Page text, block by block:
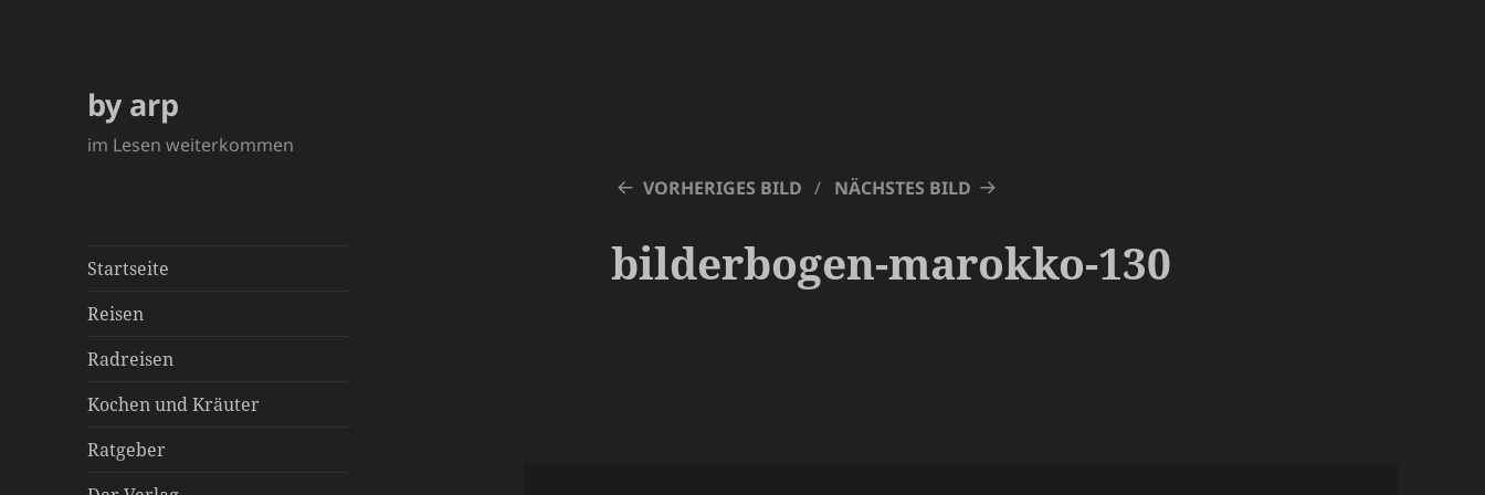
by arp
im Lesen weiterkommen
Startseite
Reisen
Radreisen
Kochen und Kräuter
Ratgeber
VORHERIGES BILD NÄCHSTES BILD
bilderbogen-marokko-130